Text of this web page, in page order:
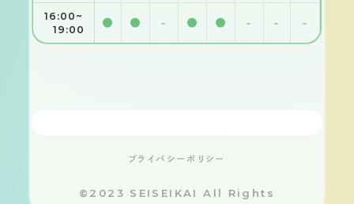
16:00~
19:00
● ● - ● ● - - -
プライバシーポリシー
©2023 SEISEIKAI All Rights